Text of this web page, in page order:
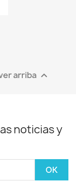
arriba 
noticias y